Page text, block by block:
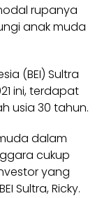
rupanya
anak muda
(BEI) Sultra
ini, terdapat
usia 30 tahun.
dalam
cukup
yang
Sultra, Ricky.